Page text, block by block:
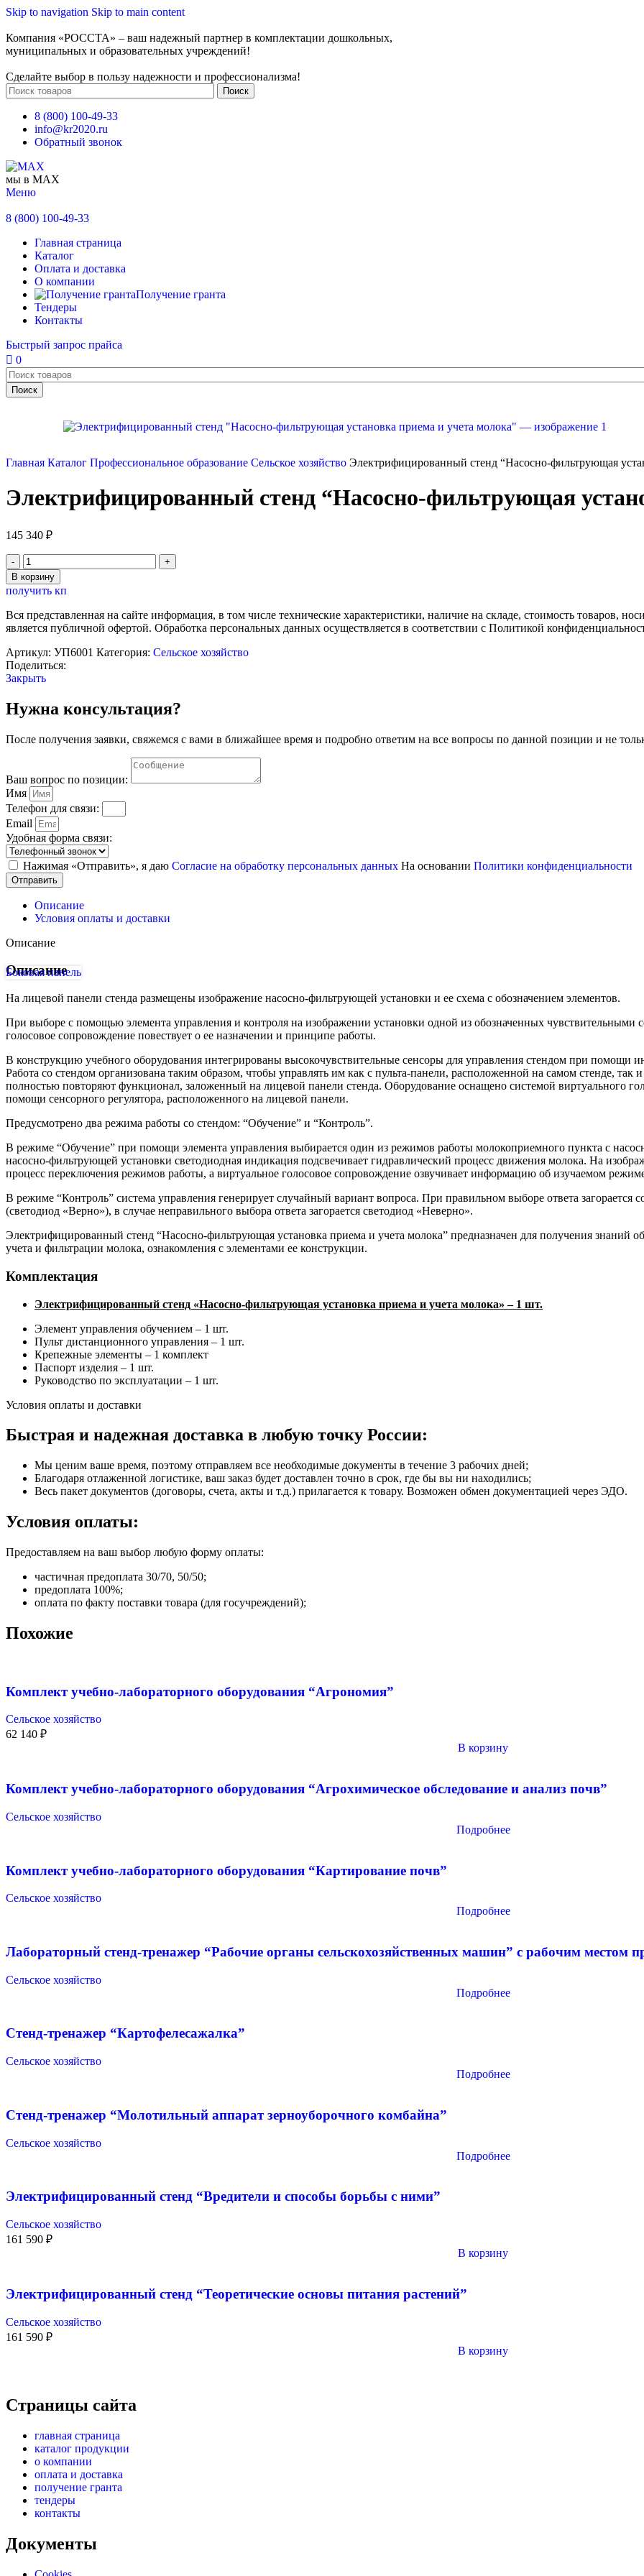
Skip to navigation Skip to main content
Компания «РОССТА» – ваш надежный партнер в комплектации дошкольных,
муниципальных и образовательных учреждений!
Сделайте выбор в пользу надежности и профессионализма!
Поиск
8 (800) 100-49-33
info@kr2020.ru
Обратный звонок
мы в MAX
Меню
8 (800) 100-49-33
Главная страница
Каталог
Оплата и доставка
О компании
Получение гранта
Тендеры
Контакты
Быстрый запрос прайса
0
Поиск
Главная Каталог Профессиональное образование Сельское хозяйство Электрифицированный стенд “Насосно-фильтрующая
Электрифицированный стенд “Насосно-фильтрующая
145 340 ₽
Количество
товара
Электрифицированный
стенд
"Насосно-
фильтрующая
установка
приема
и
учета
В корзину
получить кп
Вся представленная на сайте информация, в том числе технические характеристики, наличие на складе, стоимость товаров,
является публичной офертой. Обработка персональных данных осуществляется в соответствии с Политикой
Артикул: УП6001 Категория: Сельское хозяйство
Поделиться:
Закрыть
Нужна консультация?
После получения заявки, свяжемся с вами в ближайшее время и подробно ответим на все вопросы по данной позиции и не
Ваш вопрос по позиции:
Имя
Телефон для связи:
Email
Удобная форма связи:
Нажимая «Отправить», я даю Согласие на обработку персональных данных На основании Политики конфиденциальности
Отправить
Описание
Условия оплаты и доставки
Описание
Описание
На лицевой панели стенда размещены изображение насосно-фильтрующей установки и ее схема с обозначением элементов.
При выборе с помощью элемента управления и контроля на изображении установки одной из обозначенных чувствительными
голосовое сопровождение повествует о ее назначении и принципе работы.
В конструкцию учебного оборудования интегрированы высокочувствительные сенсоры для управления стендом при помощи
Работа со стендом организована таким образом, чтобы управлять им как с пульта-панели, расположенной на самом стенде, так
полностью повторяют функционал, заложенный на лицевой панели стенда. Оборудование оснащено системой виртуального
помощи сенсорного регулятора, расположенного на лицевой панели.
Предусмотрено два режима работы со стендом: “Обучение” и “Контроль”.
В режиме “Обучение” при помощи элемента управления выбирается один из режимов работы молокоприемного пункта с
насосно-фильтрующей установки светодиодная индикация подсвечивает гидравлический процесс движения молока. На
процесс переключения режимов работы, а виртуальное голосовое сопровождение озвучивает информацию об изучаемом
В режиме “Контроль” система управления генерирует случайный вариант вопроса. При правильном выборе ответа загорается
(светодиод «Верно»), в случае неправильного выбора ответа загорается светодиод «Неверно».
Электрифицированный стенд “Насосно-фильтрующая установка приема и учета молока” предназначен для получения знаний
учета и фильтрации молока, ознакомления с элементами ее конструкции.
Комплектация
Электрифицированный стенд «Насосно-фильтрующая установка приема и учета молока»– 1 шт.
Элемент управления обучением – 1 шт.
Пульт дистанционного управления – 1 шт.
Крепежные элементы – 1 комплект
Паспорт изделия – 1 шт.
Руководство по эксплуатации – 1 шт.
Условия оплаты и доставки
Быстрая и надежная доставка в любую точку России:
Мы ценим ваше время, поэтому отправляем все необходимые документы в течение 3 рабочих дней;
Благодаря отлаженной логистике, ваш заказ будет доставлен точно в срок, где бы вы ни находились;
Весь пакет документов (договоры, счета, акты и т.д.) прилагается к товару. Возможен обмен документацией через ЭДО.
Условия оплаты:
Предоставляем на ваш выбор любую форму оплаты:
частичная предоплата 30/70, 50/50;
предоплата 100%;
оплата по факту поставки товара (для госучреждений);
Похожие
Комплект учебно-лабораторного оборудования “Агрономия”
Сельское хозяйство
62 140 ₽
В корзину
Комплект учебно-лабораторного оборудования “Агрохимическое обследование и анализ почв”
Сельское хозяйство
Подробнее
Комплект учебно-лабораторного оборудования “Картирование почв”
Сельское хозяйство
Подробнее
Лабораторный стенд-тренажер “Рабочие органы сельскохозяйственных машин” с рабочим местом
Сельское хозяйство
Подробнее
Стенд-тренажер “Картофелесажалка”
Сельское хозяйство
Подробнее
Стенд-тренажер “Молотильный аппарат зерноуборочного комбайна”
Сельское хозяйство
Подробнее
Электрифицированный стенд “Вредители и способы борьбы с ними”
Сельское хозяйство
161 590 ₽
В корзину
Электрифицированный стенд “Теоретические основы питания растений”
Сельское хозяйство
161 590 ₽
В корзину
Страницы сайта
главная страница
каталог продукции
о компании
оплата и доставка
получение гранта
тендеры
контакты
Документы
Боковая панель